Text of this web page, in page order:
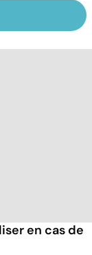
en cas de